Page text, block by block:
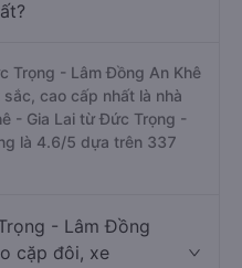
Trọng - Lâm Đồng An Khê
cao cấp nhất là nhà
- Gia Lai từ Đức Trọng -
là 4.6/5 dựa trên 337
- Lâm Đồng
cặp đôi, xe